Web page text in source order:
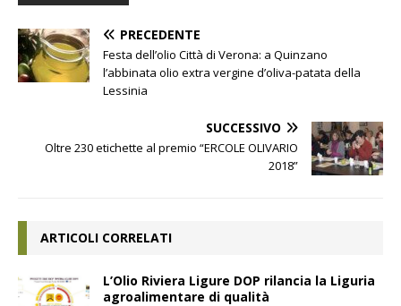
PRECEDENTE
Festa dell’olio Città di Verona: a Quinzano
l’abbinata olio extra vergine d’oliva-patata della
Lessinia
SUCCESSIVO
Oltre 230 etichette al premio “ERCOLE OLIVARIO
2018”
ARTICOLI CORRELATI
L’Olio Riviera Ligure DOP rilancia la Liguria
agroalimentare di qualità